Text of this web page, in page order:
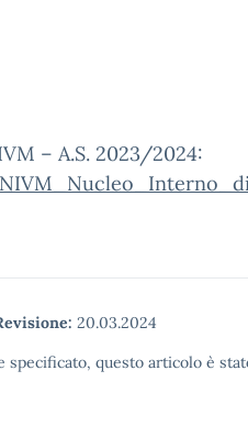
– A.S. 2023/2024:
20.03.2024
specificato, questo articolo è